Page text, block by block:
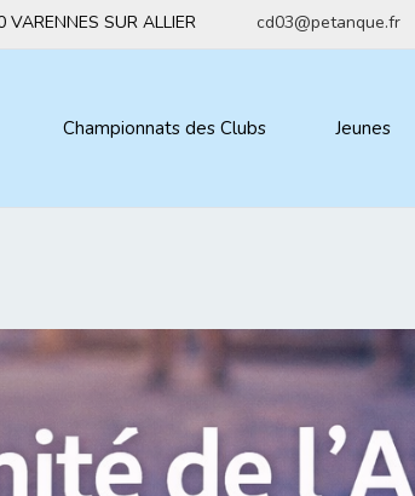
SUR ALLIER cd03@petanque.fr
Championnats des Clubs Jeunes